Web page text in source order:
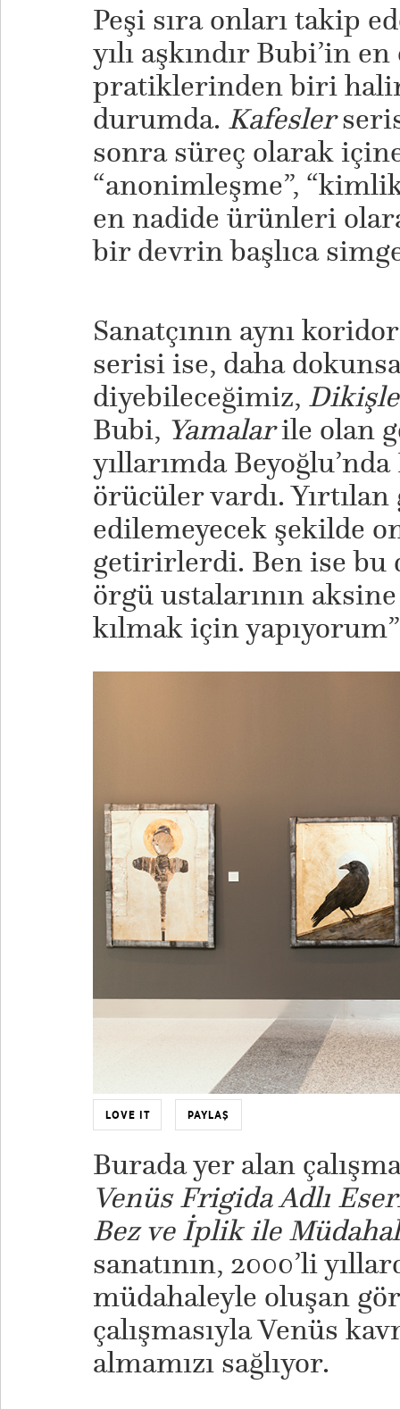
Peşi sıra onları takip
yılı aşkındır Bubi’in
pratiklerinden biri
durumda. Kafesler
sonra süreç olarak
“anonimleşme”,
en nadide ürünleri
bir devrin başlıca
​Sanatçının aynı
serisi ise, daha
diyebileceğimiz,
Bubi, Yamalarile olan
yıllarımda
örücüler vardı.
edilemeyecek şekilde
getirirlerdi. Ben ise bu
örgü ustalarının
kılmak için
LOVE IT PAYLAŞ
Burada yer alan
Venüs Frigida Adlı
Bez ve İplik ile
sanatının, 2000’li
müdahaleyle oluşan
çalışmasıyla Venüs
almamızı sağlıyor.